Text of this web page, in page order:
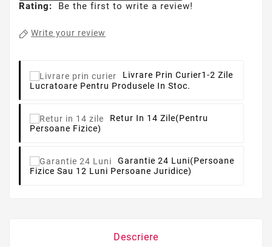
Rating: Be the first to write a review!
Write your review
Livrare Prin Curier1-2 Zile
Lucratoare Pentru Produsele In Stoc.
Retur In 14 Zile(pentru
Persoane Fizice)
Garantie 24 Luni(persoane
Fizice Sau 12 Luni Persoane Juridice)
Descriere